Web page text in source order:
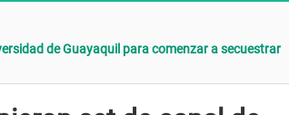
de Guayaquil para comenzar a secuestrar